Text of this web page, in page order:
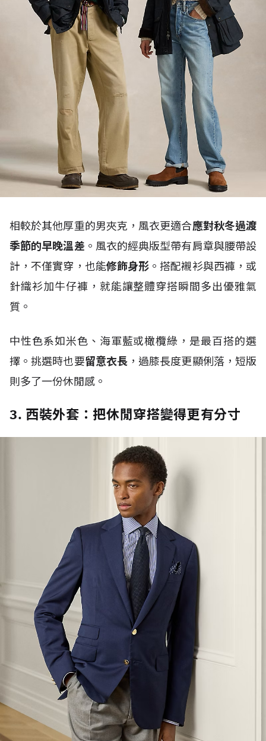
相較於其他厚重的男夾克，風衣更適合應對秋冬過渡
季節的早晚溫差 。風衣的經典版型帶有肩章與腰帶設
計，不僅實穿，也能修飾身形 。搭配襯衫與西褲，或
針織衫加牛仔褲，就能讓整體穿搭瞬間多出優雅氣
質。
中性色系如米色、海軍藍或橄欖綠，是最百搭的選
擇。挑選時也要留意衣長 ，過膝長度更顯俐落，短版
則多了一份休閒感。
3. 西裝外套：把休閒穿搭變得更有分寸